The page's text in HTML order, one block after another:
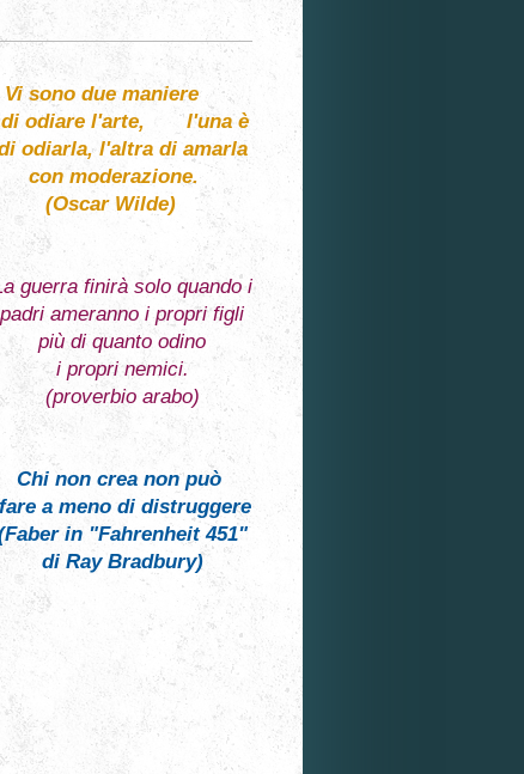
Vi sono due maniere
di odiare l'arte, l'una è
odiarla, l'altra di amarla
con moderazione.
(Oscar Wilde)
guerra finirà solo quando i
padri ameranno i propri figli
più di quanto odino
i propri nemici.
(proverbio arabo)
Chi non crea non può
fare a meno di distruggere
in "Fahrenheit 451"
di Ray Bradbury)